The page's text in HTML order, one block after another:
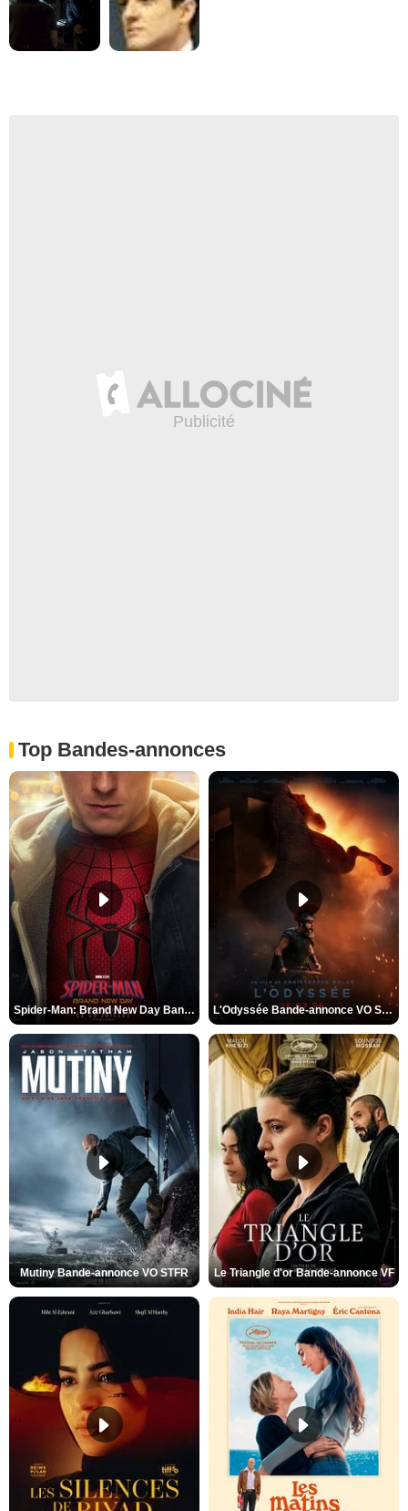
Top Bandes-annonces
Spider-Man: Brand New Day Bande-annonce VO STFR L'Odyssée Bande-annonce VO STFR
Mutiny Bande-annonce VO STFR Le Triangle d'or Bande-annonce VF